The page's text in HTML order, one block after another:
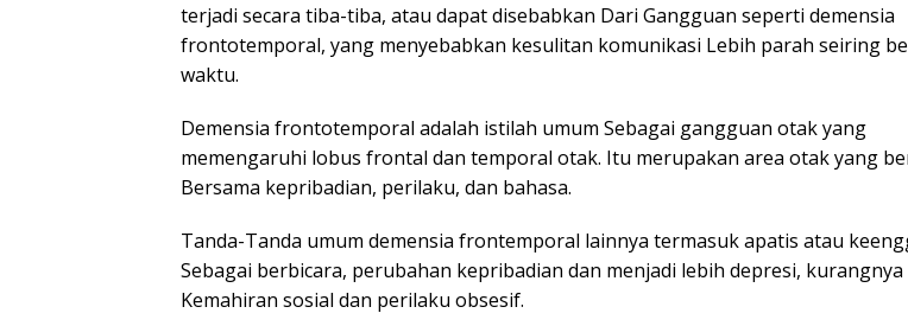
terjadi secara tiba-tiba, atau dapat disebabkan Dari Gangguan seperti demensia
frontotemporal, yang menyebabkan kesulitan komunikasi Lebih parah seiring
waktu.
Demensia frontotemporal adalah istilah umum Sebagai gangguan otak yang
memengaruhi lobus frontal dan temporal otak. Itu merupakan area otak yang
Bersama kepribadian, perilaku, dan bahasa.
Tanda-Tanda umum demensia frontemporal lainnya termasuk apatis atau
Sebagai berbicara, perubahan kepribadian dan menjadi lebih depresi, kurangnya
Kemahiran sosial dan perilaku obsesif.